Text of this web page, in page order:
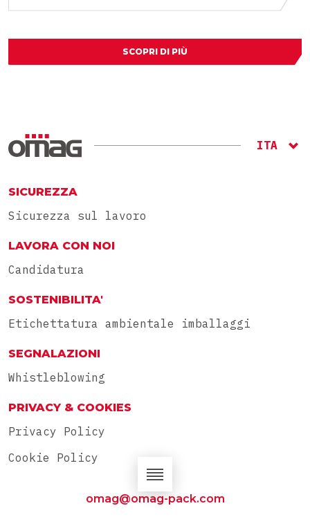
SCOPRI DI PIÙ
ITA
SICUREZZA
Sicurezza sul lavoro
LAVORA CON NOI
Candidatura
SOSTENIBILITA'
Etichettatura ambientale imballaggi
SEGNALAZIONI
Whistleblowing
PRIVACY & COOKIES
Privacy Policy
Cookie Policy
omag@omag-pack.com